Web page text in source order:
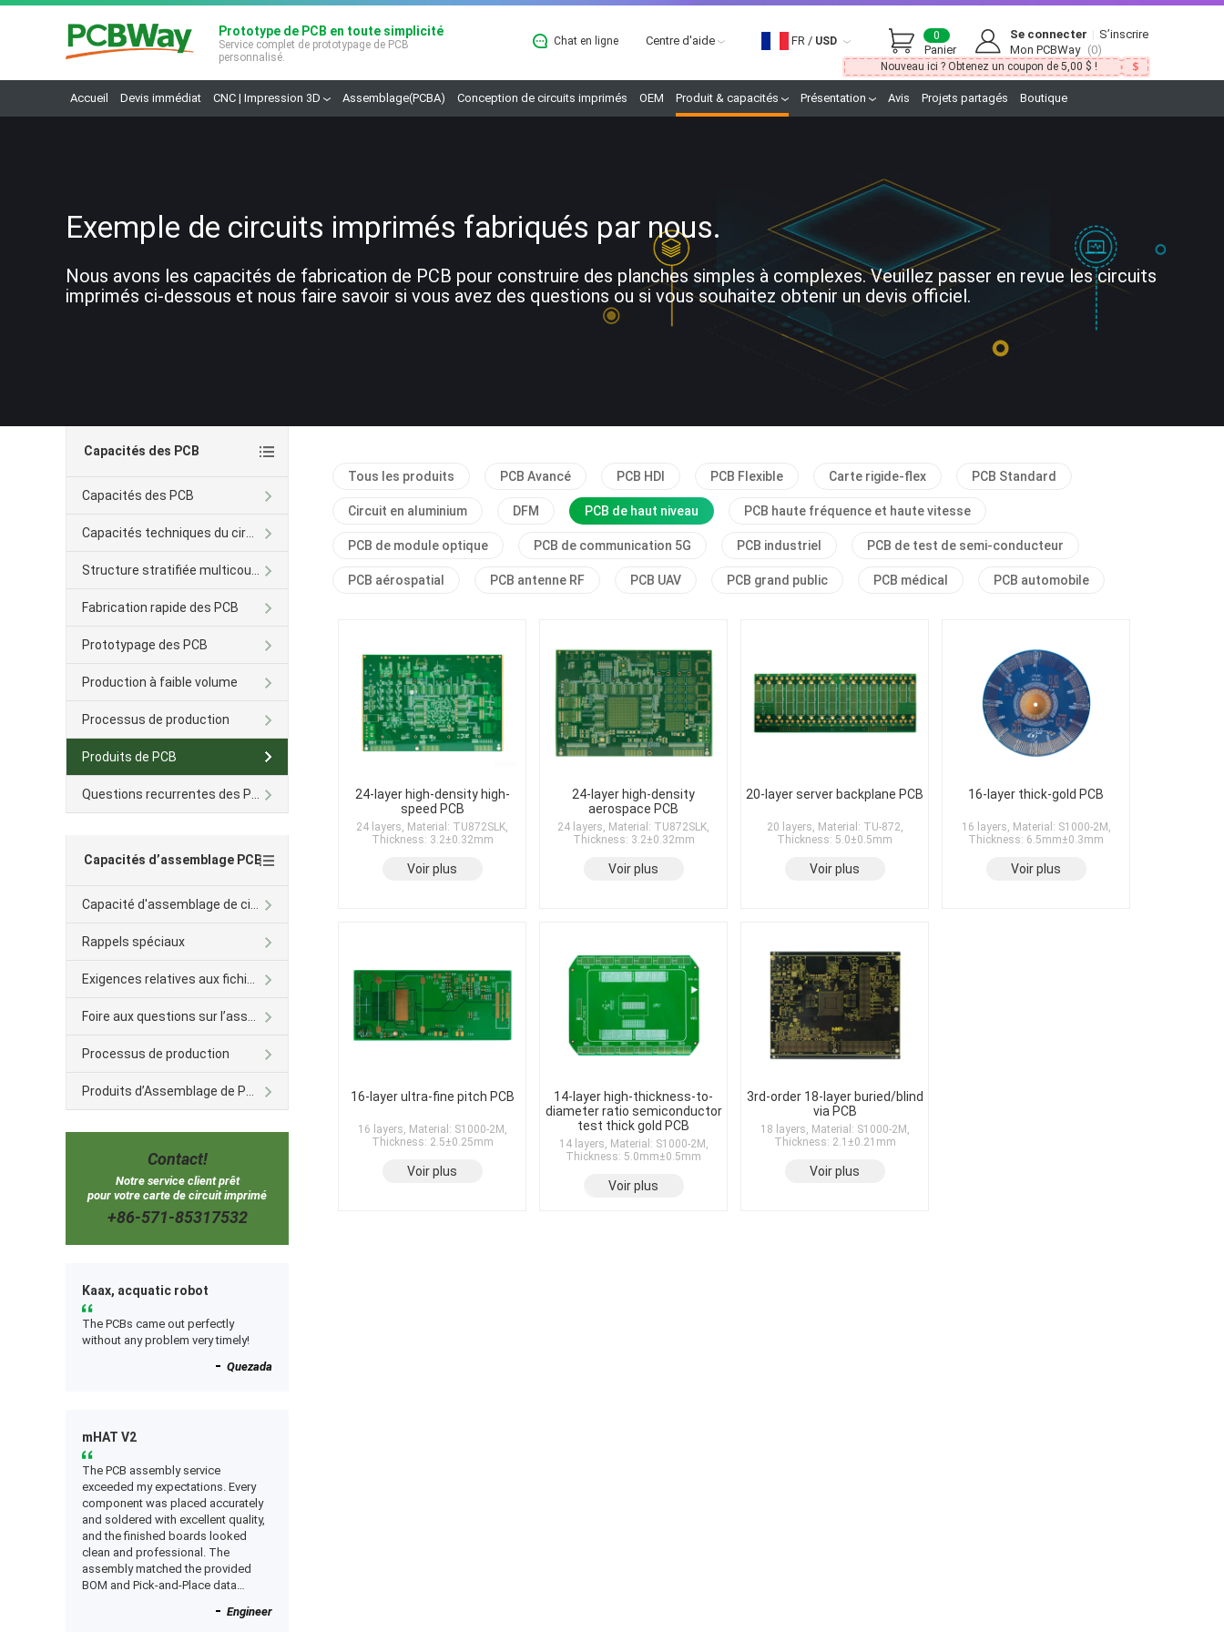
Prototype de PCB en toute simplicité
Service complet de prototypage de PCB
personnalisé.
Chat en ligne Centre d'aide FR / USD
Panier
0 Se connecter
S’inscrire
Mon PCBWay (0)
Nouveau ici ? Obtenez un coupon de 5,00 $ !
Accueil Devis immédiat CNC | Impression 3D Assemblage(PCBA) Conception de circuits imprimés OEM Produit & capacités Présentation Avis Projets partagés Boutique
Exemple de circuits imprimés fabriqués par nous.
Nous avons les capacités de fabrication de PCB pour construire des planches simples à complexes. Veuillez passer en revue les circuits
imprimés ci-dessous et nous faire savoir si vous avez des questions ou si vous souhaitez obtenir un devis officiel.
Tous les produits PCB Avancé PCB HDI PCB Flexible Carte rigide-flex PCB Standard
Circuit en aluminium DFM PCB de haut niveau PCB haute fréquence et haute vitesse
PCB de module optique PCB de communication 5G PCB industriel PCB de test de semi-conducteur
PCB aérospatial PCB antenne RF PCB UAV PCB grand public PCB médical PCB automobile
24-layer high-density high-
speed PCB
24 layers, Material: TU872SLK,
Thickness: 3.2±0.32mm
Voir plus
24-layer high-density
aerospace PCB
24 layers, Material: TU872SLK,
Thickness: 3.2±0.32mm
Voir plus
20-layer server backplane PCB
20 layers, Material: TU-872,
Thickness: 5.0±0.5mm
Voir plus
16-layer thick-gold PCB
16 layers, Material: S1000-2M,
Thickness: 6.5mm±0.3mm
Voir plus
16-layer ultra-fine pitch PCB
16 layers, Material: S1000-2M,
Thickness: 2.5±0.25mm
Voir plus
14-layer high-thickness-to-
diameter ratio semiconductor
test thick gold PCB
14 layers, Material: S1000-2M,
Thickness: 5.0mm±0.5mm
Voir plus
3rd-order 18-layer buried/blind
via PCB
18 layers, Material: S1000-2M,
Thickness: 2.1±0.21mm
Voir plus
Capacités des PCB
Capacités des PCB
Fabrication rapide des PCB
Prototypage des PCB
Production à faible volume
Processus de production
Produits de PCB
Capacités d’assemblage PCB
Rappels spéciaux
Processus de production
Contact!
Notre service client prêt
pour votre carte de circuit imprimé
+86-571-85317532
Kaax, acquatic robot
The PCBs came out perfectly
without any problem very timely!
Quezada
mHAT V2
The PCB assembly service
exceeded my expectations. Every
component was placed accurately
and soldered with excellent quality,
and the finished boards looked
clean and professional. The
assembly matched the provided
BOM and Pick-and-Place data
expected after receiving the boards.
Engineer